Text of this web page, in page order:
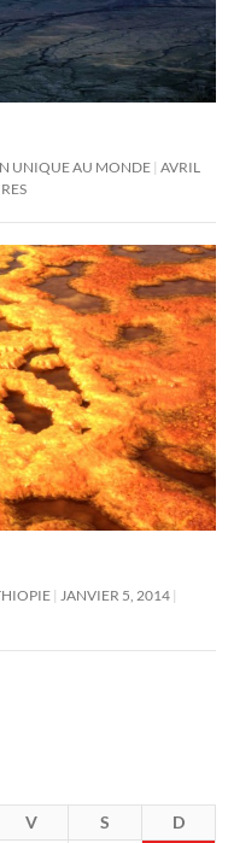
UNIQUE AU MONDE AVRIL
JANVIER 5, 2014
V S
D